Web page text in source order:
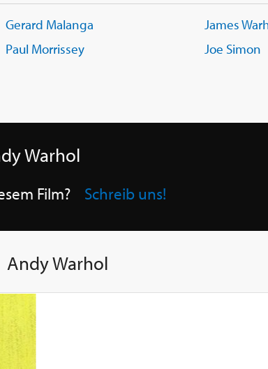
Gerard Malanga
James
Paul Morrissey
Joe Simon
Warhol
Film? Schreib uns!
Andy Warhol